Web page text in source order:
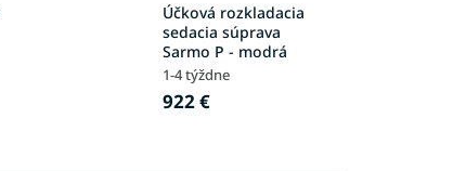
Účková rozkladacia
sedacia súprava
Sarmo P - modrá
1-4 týždne
922 €